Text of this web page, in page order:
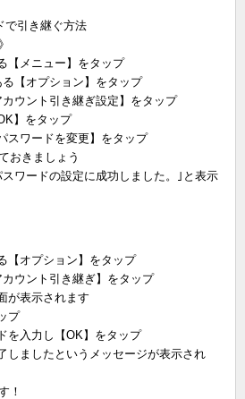
で引き継ぐ方法
【メニュー】をタップ
【オプション】をタップ
ウント引き継ぎ設定】をタップ
】をタップ
スワードを変更】をタップ
おきましょう
ワードの設定に成功しました。｣と表示
【オプション】をタップ
ウント引き継ぎ】をタップ
が表示されます
プ
を入力し【OK】をタップ
しましたというメッセージが表示され
！